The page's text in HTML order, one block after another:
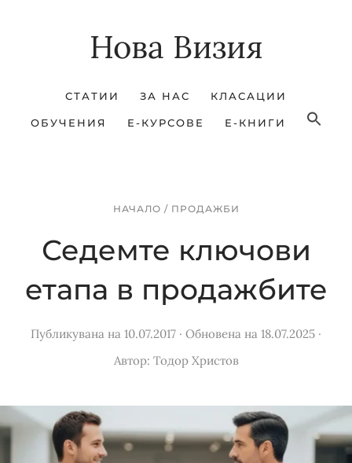
Нова Визия
СТАТИИ ЗА НАС КЛАСАЦИИ
ОБУЧЕНИЯ Е-КУРСОВЕ Е-КНИГИ
НАЧАЛО / ПРОДАЖБИ
Седемте ключови
етапа в продажбите
Публикувана на 10.07.2017 · Обновена на 18.07.2025 ·
Автор: Тодор Христов